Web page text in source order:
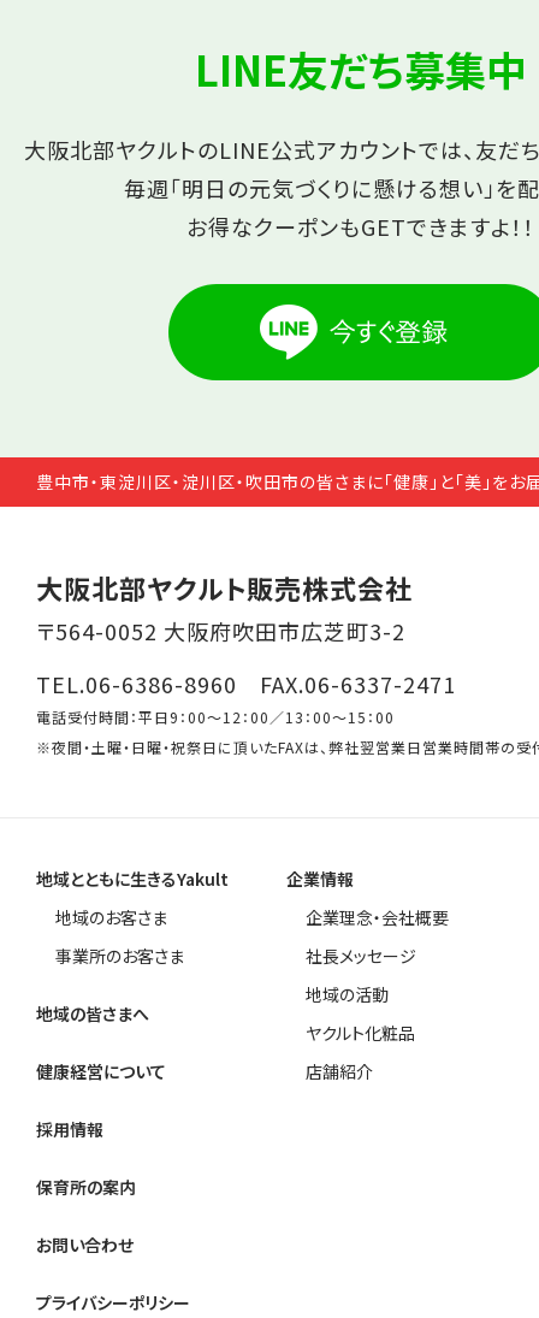
LINE友だち募集中
大阪北部ヤクルトのLINE公式アカウントでは、友だ
毎週「明日の元気づくりに懸ける想い」を
お得なクーポンもGETできますよ！！
豊中市・東淀川区・淀川区・吹田市の皆さまに「健康」と「美」をお
大阪北部ヤクルト販売株式会社
〒564-0052 大阪府吹田市広芝町3-2
TEL.06-6386-8960 FAX.06-6337-2471
電話受付時間：平日9：00～12：00／13：00～15：00
※夜間・土曜・日曜・祝祭日に頂いたFAXは、弊社翌営業日営業時間帯の受
地域とともに生きるYakult
地域のお客さま
事業所のお客さま
地域の皆さまへ
健康経営について
企業情報
企業理念・会社概要
社長メッセージ
地域の活動
ヤクルト化粧品
店舗紹介
採用情報
保育所の案内
お問い合わせ
プライバシーポリシー